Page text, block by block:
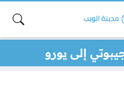
إلى يورو